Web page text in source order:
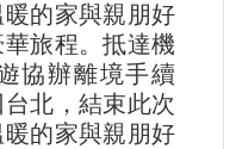
的家與親朋好
旅程。抵達機
協辦離境手續
北，結束此次
的家與親朋好